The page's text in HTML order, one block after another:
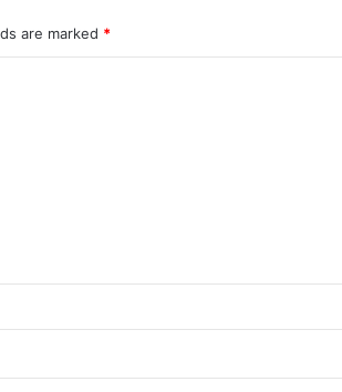
are marked *